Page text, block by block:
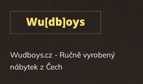
Wudboys.cz - Ručně vyrobený
nábytek z Čech